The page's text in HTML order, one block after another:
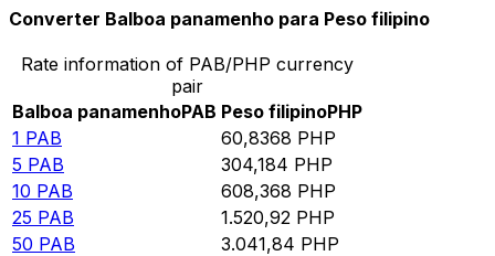
Converter Balboa panamenho para Peso filipino
Rate information of PAB/PHP currency
pair
Balboa panamenhoPAB Peso filipinoPHP
1 PAB 60,8368 PHP
5 PAB 304,184 PHP
10 PAB 608,368 PHP
25 PAB 1.520,92 PHP
50 PAB 3.041,84 PHP